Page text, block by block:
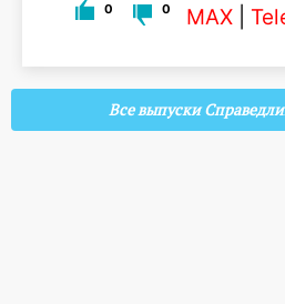
0 0 MAX
Все выпуски